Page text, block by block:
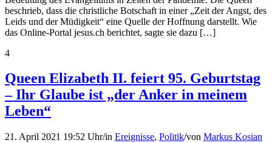
beschrieb, dass die christliche Botschaft in einer „Zeit der Angst, des
Leids und der Müdigkeit“ eine Quelle der Hoffnung darstellt. Wie
das Online-Portal jesus.ch berichtet, sagte sie dazu […]
4
Queen Elizabeth II. feiert 95. Geburtstag
– Ihr Glaube ist „der Anker in meinem
Leben“
21. April 2021 19:52 Uhr/in Ereignisse, Politik/von Markus Kosian